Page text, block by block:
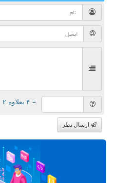
= ۴ بعلاوه ۲
ارسال نظر